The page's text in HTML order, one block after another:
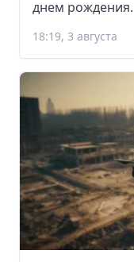
днем рождения.
18:19, 3 августа